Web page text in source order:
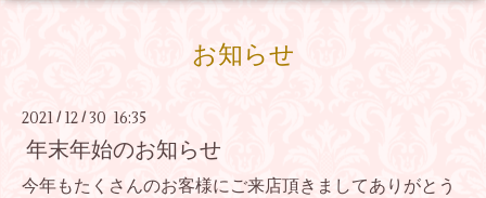
お知らせ
2021 / 12 /30 16:35
年末年始のお知らせ
今年もたくさんのお客様にご来店頂きましてありがとう